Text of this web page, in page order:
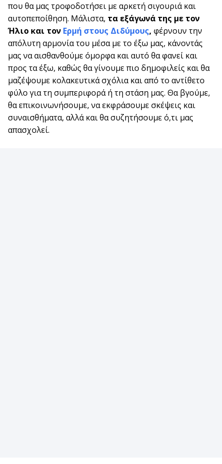
που θα μας τροφοδοτήσει με αρκετή σιγουριά και
αυτοπεποίθηση. Μάλιστα, τα εξάγωνά της με τον
Ήλιο και τον Ερμή στους Διδύμους, φέρνουν την
απόλυτη αρμονία του μέσα με το έξω μας, κάνοντάς
μας να αισθανθούμε όμορφα και αυτό θα φανεί και
προς τα έξω, καθώς θα γίνουμε πιο δημοφιλείς και θα
μαζέψουμε κολακευτικά σχόλια και από το αντίθετο
φύλο για τη συμπεριφορά ή τη στάση μας. Θα βγούμε,
θα επικοινωνήσουμε, να εκφράσουμε σκέψεις και
συναισθήματα, αλλά και θα συζητήσουμε ό,τι μας
απασχολεί.